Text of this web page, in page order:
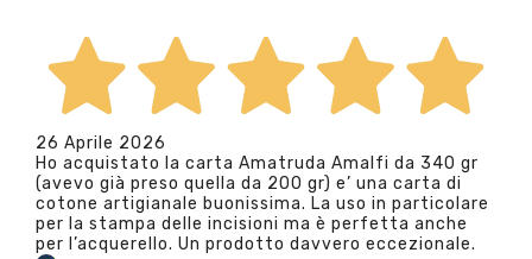
26 Aprile 2026
Ho acquistato la carta Amatruda Amalfi da 340 gr
(avevo già preso quella da 200 gr) e’ una carta di
cotone artigianale buonissima. La uso in particolare
per la stampa delle incisioni ma è perfetta anche
per l’acquerello. Un prodotto davvero eccezionale.